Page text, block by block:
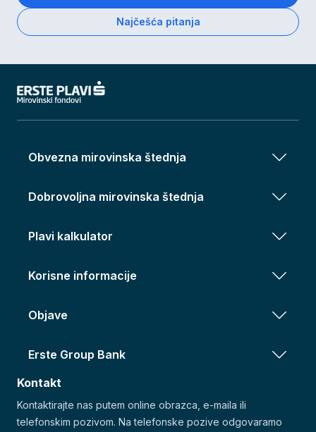
Najčešća pitanja
Obvezna mirovinska štednja
Dobrovoljna mirovinska štednja
Plavi kalkulator
Korisne informacije
Objave
Erste Group Bank
Kontakt
Kontaktirajte nas putem online obrazca, e-maila ili
telefonskim pozivom. Na telefonske pozive odgovaramo